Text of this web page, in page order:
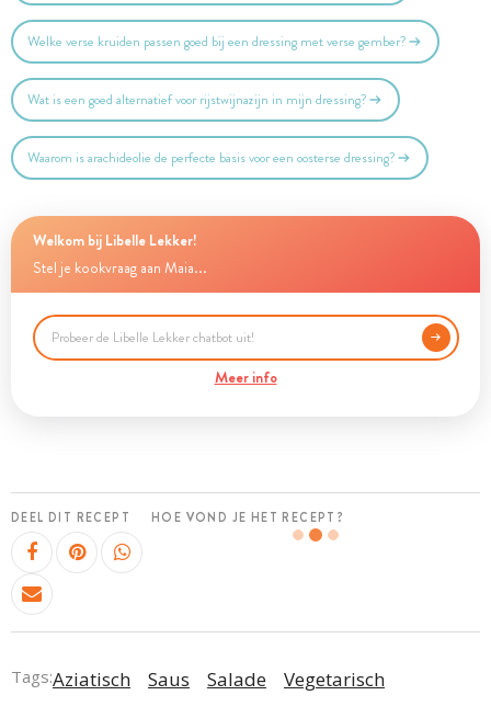
Welke verse kruiden passen goed bij een dressing met verse gember?
Wat is een goed alternatief voor rijstwijnazijn in mijn dressing?
Waarom is arachideolie de perfecte basis voor een oosterse dressing?
Welkom bij Libelle Lekker!
Stel je kookvraag aan Maia...
Meer info
DEEL DIT RECEPT HOE VOND JE HET RECEPT?
Tags:Aziatisch Saus Salade Vegetarisch